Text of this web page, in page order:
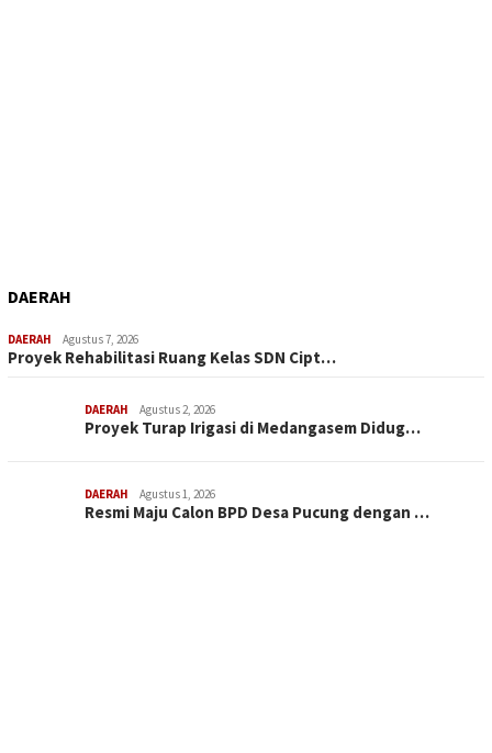
DAERAH
DAERAH Agustus 7, 2026
Proyek Rehabilitasi Ruang Kelas SDN Cipt…
DAERAH Agustus 2, 2026
Proyek Turap Irigasi di Medangasem Didug…
DAERAH Agustus 1, 2026
Resmi Maju Calon BPD Desa Pucung dengan …